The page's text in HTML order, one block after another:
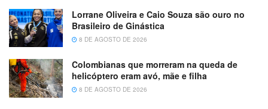
Lorrane Oliveira e Caio Souza são ouro no
Brasileiro de Ginástica
8 DE AGOSTO DE 2026
Colombianas que morreram na queda de
helicóptero eram avó, mãe e filha
8 DE AGOSTO DE 2026